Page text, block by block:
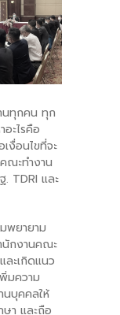
นทุกคน ทุก
ะไรคือ
งื่อนไขที่จะ
ณะทำงาน
TDRI และ
พยายาม
นักงานคณะ
ะเกิดแนว
มความ
นบุคคลให้
ษา และถือ